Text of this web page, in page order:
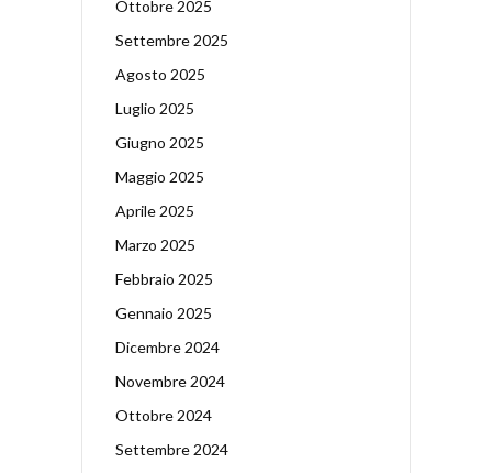
Ottobre 2025
Settembre 2025
Agosto 2025
Luglio 2025
Giugno 2025
Maggio 2025
Aprile 2025
Marzo 2025
Febbraio 2025
Gennaio 2025
Dicembre 2024
Novembre 2024
Ottobre 2024
Settembre 2024